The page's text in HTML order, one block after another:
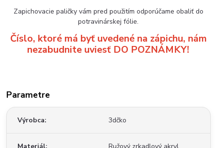
Zapichovacie paličky vám pred použitím odporúčame obaliť do
potravinárskej fólie.
Číslo, ktoré má byť uvedené na zápichu, nám
nezabudnite uviesť DO POZNÁMKY!
Parametre
Výrobca 3dčko